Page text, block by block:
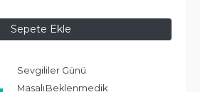
Sepete Ekle
Sevgililer Günü
Masalı Beklenmedik